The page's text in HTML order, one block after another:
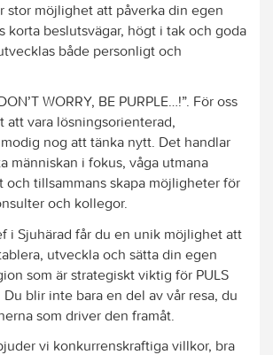
stor möjlighet att påverka din egen
korta beslutsvägar, högt i tak och goda
både personligt och
WORRY, BE PURPLE…!”. För oss
att vara lösningsorienterad,
nog att tänka nytt. Det handlar
människan i fokus, våga utmana
och tillsammans skapa möjligheter för
och kollegor.
i Sjuhärad får du en unik möjlighet att
utveckla och sätta din egen
som är strategiskt viktig för PULS
blir inte bara en del av vår resa, du
som driver den framåt.
vi konkurrenskraftiga villkor, bra